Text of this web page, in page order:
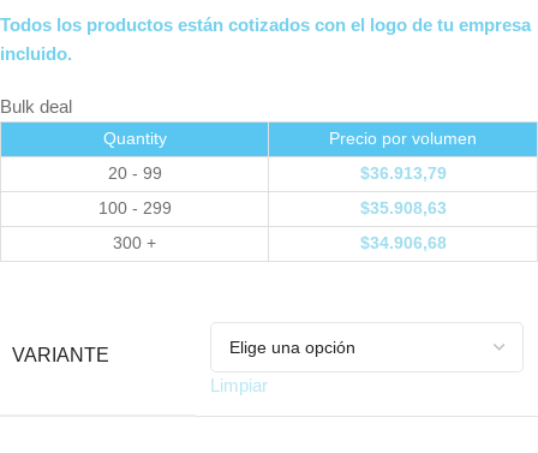
Todos los productos están cotizados con el logo de tu empresa
incluido.
Bulk deal
Quantity
Precio por volumen
20 - 99
$36.913,79
100 - 299
$35.908,63
300 +
$34.906,68
VARIANTE
Limpiar